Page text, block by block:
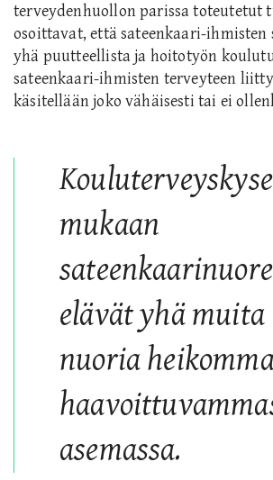
terveydenhuollon parissa toteutetut
osoittavat, että sateenkaari-ihmisten
yhä puutteellista ja hoitotyön
sateenkaari-ihmisten terveyteen
käsitellään joko vähäisesti tai ei
mukaan
elävät yhä muita
nuoria
asemassa.